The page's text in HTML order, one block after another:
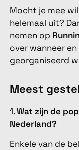
Mocht je mee
helemaal uit?
nemen op
over wanneer
georganiseerd
Meest
1.Wat zijn de
Nederland?
Enkele van de